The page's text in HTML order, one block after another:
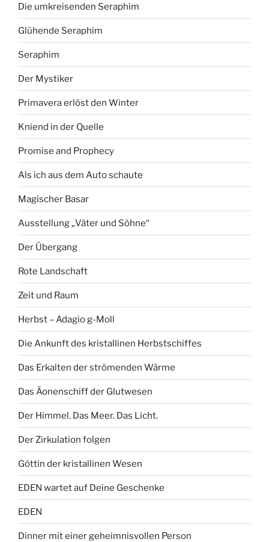
Die umkreisenden Seraphim
Glühende Seraphim
Seraphim
Der Mystiker
Primavera erlöst den Winter
Kniend in der Quelle
Promise and Prophecy
Als ich aus dem Auto schaute
Magischer Basar
Ausstellung „Väter und Söhne“
Der Übergang
Rote Landschaft
Zeit und Raum
Herbst – Adagio g-Moll
Die Ankunft des kristallinen Herbstschiffes
Das Erkalten der strömenden Wärme
Das Äonenschiff der Glutwesen
Der Himmel. Das Meer. Das Licht.
Der Zirkulation folgen
Göttin der kristallinen Wesen
EDEN wartet auf Deine Geschenke
EDEN
Dinner mit einer geheimnisvollen Person